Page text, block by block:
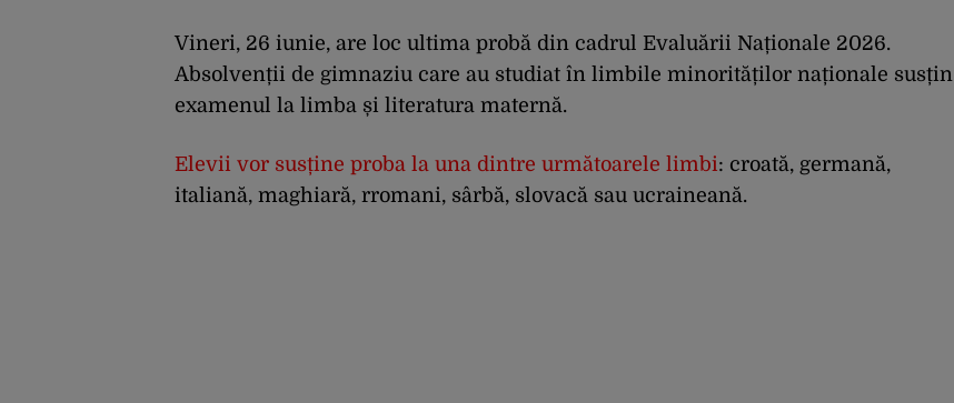
Vineri, 26 iunie, are loc ultima probă din cadrul Evaluării Naționale 2026.
Absolvenții de gimnaziu care au studiat în limbile minorităților naționale susțin
examenul la limba și literatura maternă.
Elevii vor susține proba la una dintre următoarele limbi: croată, germană,
italiană, maghiară, rromani, sârbă, slovacă sau ucraineană.